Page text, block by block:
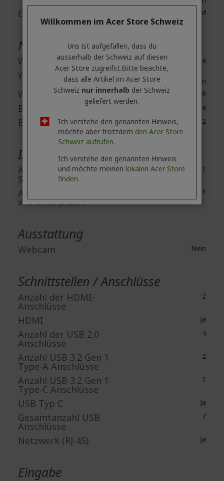
Grafikspeichertechnologie DDR5 SDRAM
Netzwerk & Kommunikation
Wireless LAN Ja
Wireless LAN-Standard 802.11ax/ac/a/b/g/n
Wireless LAN Modell Wi-Fi 6
Bluetooth Ja
Bluetooth Standard Bluetooth 5.2
I/O Erweiterungen
Anzahl der PCI Express x1
Steckplätze
1
Anzahl der PCI Express
x16 Steckplätze
1
Ausstattung
Webcam Nein
Schnittstellen / Anschlüsse
Anzahl der HDMI-
Anschlüsse
2
HDMI Ja
Anzahl der USB 2.0
Anschlüsse
4
Anzahl USB 3.2 Gen 1
Type-A Anschlüsse
2
Anzahl USB 3.2 Gen 1
Type-C Anschlüsse
1
USB Typ C Ja
Gesamtanzahl USB
Anschlüsse
7
Netzwerk (RJ-45) Ja
Eingabe
Willkommen im Acer Store Schweiz
Uns ist aufgefallen, dass du
ausserhalb ​der Schweiz auf diesen
Acer Store zugreifst.​Bitte beachte,
dass alle Artikel im Acer Store
Schweiz nur innerhalb der Schweiz
geliefert werden.
Ich verstehe den genannten Hinweis,
möchte aber trotzdem den Acer Store
Schweiz aufrufen.
Ich verstehe den genannten Hinweis
und möchte meinen lokalen Acer Store
finden.